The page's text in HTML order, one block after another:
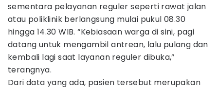
sementara pelayanan reguler seperti rawat jalan
atau poliklinik berlangsung mulai pukul 08.30
hingga 14.30 WIB. “Kebiasaan warga di sini, pagi
datang untuk mengambil antrean, lalu pulang dan
kembali lagi saat layanan reguler dibuka,”
terangnya.
Dari data yang ada, pasien tersebut merupakan